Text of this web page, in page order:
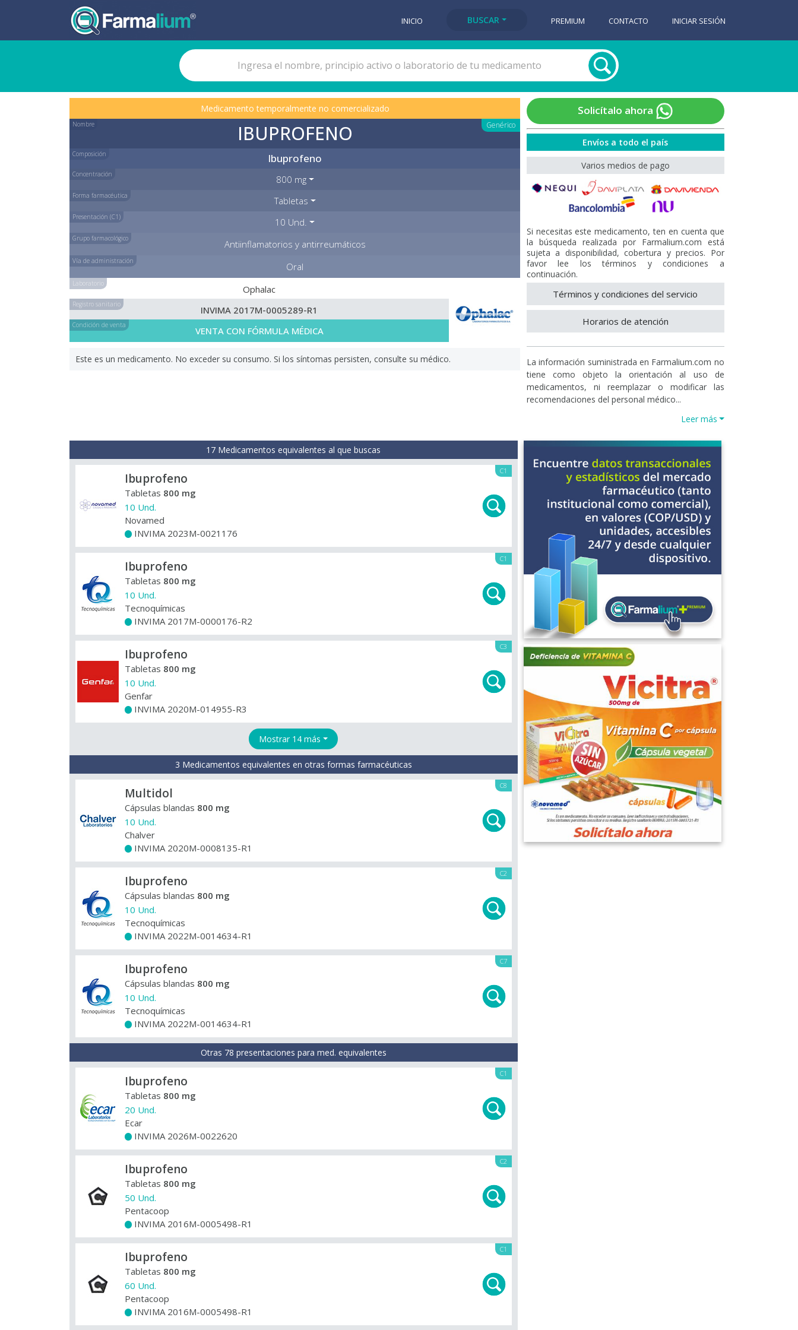
INICIO BUSCAR PREMIUM CONTACTO INICIAR SESIÓN
Medicamento temporalmente no comercializado
Nombre Genérico
IBUPROFENO
Composición Ibuprofeno
Concentración 800 mg
Forma farmacéutica Tabletas
Presentación (C1) 10 Und.
Grupo farmacológico Antiinflamatorios y antirreumáticos
Vía de administración Oral
Laboratorio Ophalac
Registro sanitario INVIMA 2017M-0005289-R1
Condición de venta VENTA CON FÓRMULA MÉDICA
Este es un medicamento. No exceder su consumo. Si los síntomas persisten, consulte su médico.
Solicítalo ahora
Envíos a todo el país
Varios medios de pago
Si necesitas este medicamento, ten en cuenta que
la búsqueda realizada por Farmalium.com está
sujeta a disponibilidad, cobertura y precios. Por
favor lee los términos y condiciones a
continuación.
Términos y condiciones del servicio
Horarios de atención
La información suministrada en Farmalium.com no
tiene como objeto la orientación al uso de
medicamentos, ni reemplazar o modificar las
recomendaciones del personal médico...
Leer más
17 Medicamentos equivalentes al que buscas
C1
Ibuprofeno
Tabletas 800 mg
10 Und.
Novamed
INVIMA 2023M-0021176
C1
Ibuprofeno
Tabletas 800 mg
10 Und.
Tecnoquímicas
INVIMA 2017M-0000176-R2
C3
Ibuprofeno
Tabletas 800 mg
10 Und.
Genfar
INVIMA 2020M-014955-R3
Mostrar 14 más
3 Medicamentos equivalentes en otras formas farmacéuticas
C8
Multidol
Cápsulas blandas 800 mg
10 Und.
Chalver
INVIMA 2020M-0008135-R1
C2
Ibuprofeno
Cápsulas blandas 800 mg
10 Und.
Tecnoquímicas
INVIMA 2022M-0014634-R1
C7
Ibuprofeno
Cápsulas blandas 800 mg
10 Und.
Tecnoquímicas
INVIMA 2022M-0014634-R1
Otras 78 presentaciones para med. equivalentes
C1
Ibuprofeno
Tabletas 800 mg
20 Und.
Ecar
INVIMA 2026M-0022620
C2
Ibuprofeno
Tabletas 800 mg
50 Und.
Pentacoop
INVIMA 2016M-0005498-R1
C1
Ibuprofeno
Tabletas 800 mg
60 Und.
Pentacoop
INVIMA 2016M-0005498-R1